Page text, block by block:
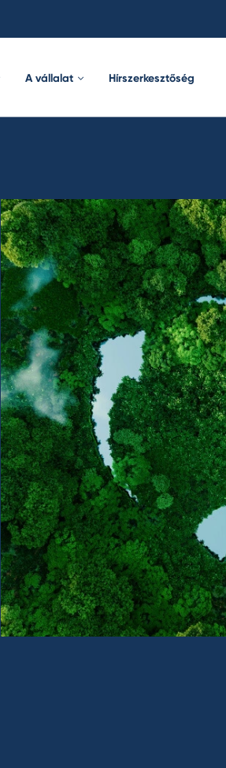
A vállalat Hírszerkesztőség